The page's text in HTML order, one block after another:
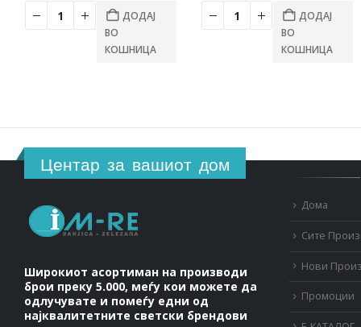
was:
86.00 ден. 79.12 ден.
ДОДАЈ
ВО
КОШНИЦА
was:
124.00 ден.
ДОДАЈ
ВО
КОШНИЦА
Центар за вашиот дом
Широкиот асортиман на производи
брои преку 5.000, меѓу кои можете да
одлучувате и помеѓу едни од
најквалитетните светски брендови
Дома
Сите
Нови
Промоции